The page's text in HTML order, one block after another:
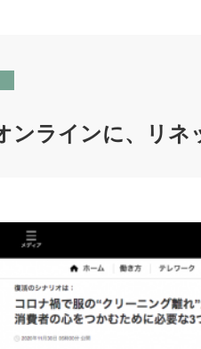
ンラインに、リネ